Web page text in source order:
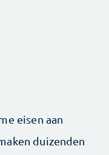
eisen aan
duizenden